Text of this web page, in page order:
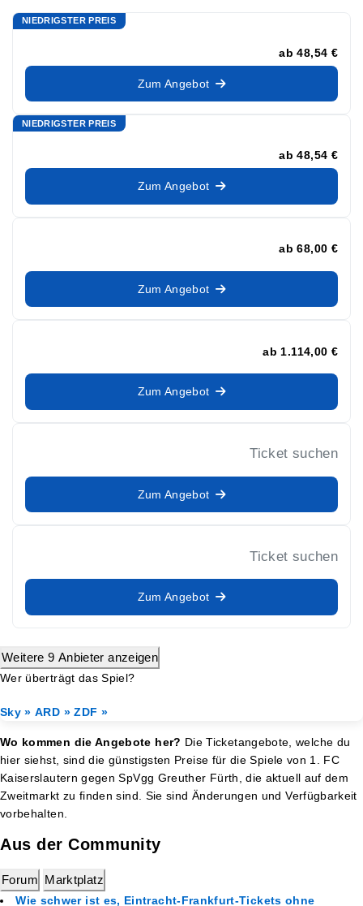
NIEDRIGSTER PREIS
ab 48,54 €
Zum Angebot
NIEDRIGSTER PREIS
ab 48,54 €
Zum Angebot
ab 68,00 €
Zum Angebot
ab 1.114,00 €
Zum Angebot
Ticket suchen
Zum Angebot
Ticket suchen
Zum Angebot
Weitere 9 Anbieter anzeigen
Wer überträgt das Spiel?
Sky » ARD » ZDF »
Wo kommen die Angebote her? Die Ticketangebote, welche du
hier siehst, sind die günstigsten Preise für die Spiele von 1. FC
Kaiserslautern gegen SpVgg Greuther Fürth, die aktuell auf dem
Zweitmarkt zu finden sind. Sie sind Änderungen und Verfügbarkeit
vorbehalten.
Aus der Community
Forum Marktplatz
Wie schwer ist es, Eintracht-Frankfurt-Tickets ohne